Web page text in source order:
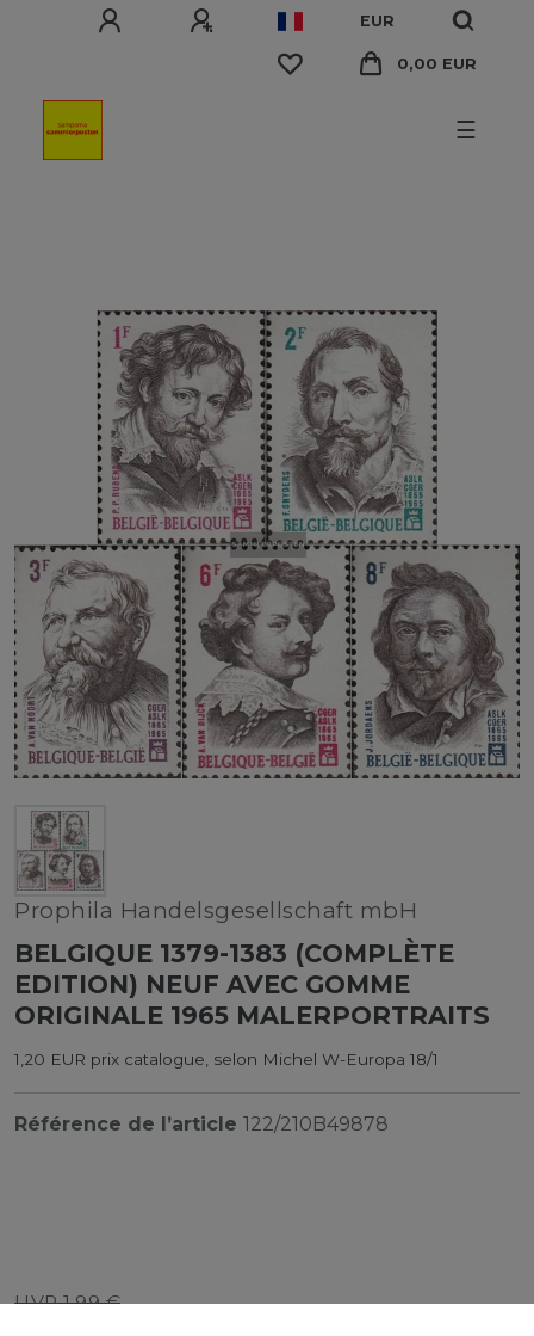
EUR
0,00 EUR
☰
Prophila Handelsgesellschaft mbH
BELGIQUE 1379-1383 (COMPLÈTE
EDITION) NEUF AVEC GOMME
ORIGINALE 1965 MALERPORTRAITS
1,20 EUR prix catalogue, selon Michel W-Europa 18/1
Référence de l’article 122/210B49878
UVP 1,99 €